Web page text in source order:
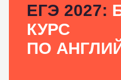
ЕГЭ 2027:
КУРС
ПО